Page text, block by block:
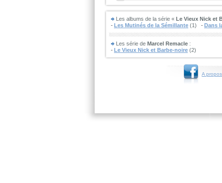
Les albums de la série « Le Vieux Nick et
Les Mutinés de la Sémillante (1) Dans
Les série de Marcel Remacle :
Le Vieux Nick et Barbe-noire (2)
A